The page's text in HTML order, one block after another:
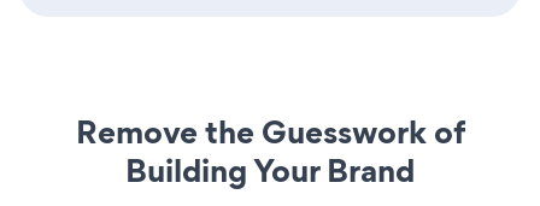
Remove the Guesswork of
Building Your Brand